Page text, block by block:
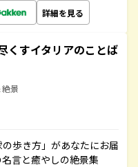
詳細を見る
くすイタリアのことば
景
歩き方」があなたにお届
言と癒やしの絶景集